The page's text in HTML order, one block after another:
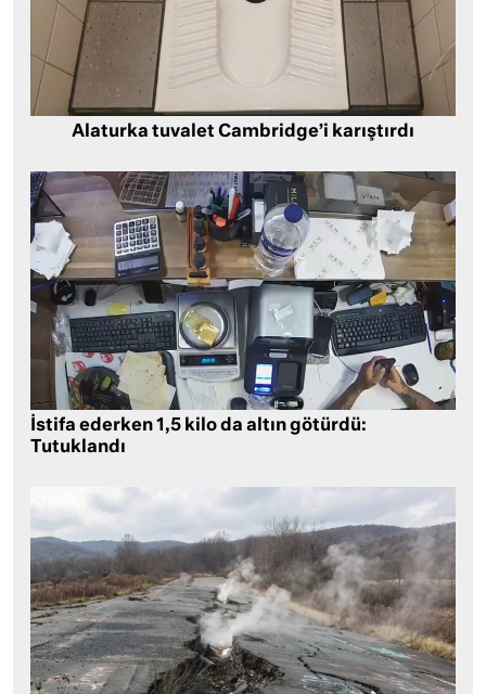
Alaturka tuvalet Cambridge’i karıştırdı
İstifa ederken 1,5 kilo da altın götürdü:
Tutuklandı